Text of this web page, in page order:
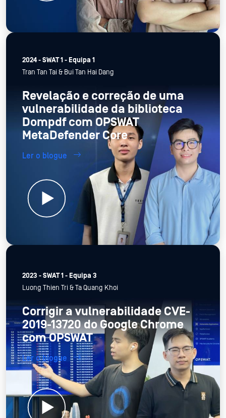
2024 - SWAT 1 - Equipa 1
Tran Tan Tai & Bui Tan Hai Dang
Revelação e correção de uma
vulnerabilidade da biblioteca
Dompdf com OPSWAT
MetaDefender Core
Ler o blogue
2023 - SWAT 1 - Equipa 3
Luong Thien Tri & Ta Quang Khoi
Corrigir a vulnerabilidade CVE-
2019-13720 do Google Chrome
com OPSWAT
Ler o blogue